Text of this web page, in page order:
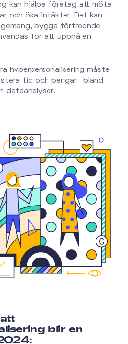
kan hjälpa företag att möta
och öka intäkter. Det kan
bygga förtroende
för att uppnå en
hyperpersonalisering måste
tid och pengar i bland
dataanalyser.
blir en